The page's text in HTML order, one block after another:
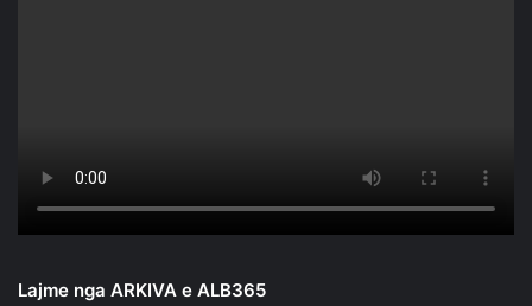
Lajme nga ARKIVA e ALB365